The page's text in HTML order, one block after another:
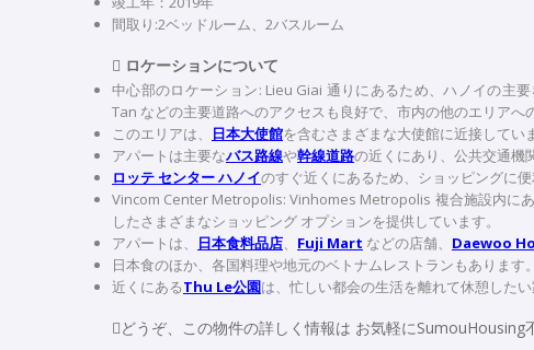
間取り:2ベッドルーム、2バスルーム
 ロケーションについて
中心部のロケーション: Lieu Giai 通りにあるため、ハノイの主
Tan などの主要道路へのアクセスも良好で、市内の他のエリアへ
このエリアは、
日本大使館を含むさまざまな大使館に近接してい
アパートは主要なバス路線や幹線道路の近くにあり、公共交通機
ロッテ センター ハノイのすぐ近くにあるため、ショッピングに便
Vincom Center Metropolis: Vinhomes Metropolis 複合施設内に
したさまざまなショッピング オプションを提供しています。
アパートは、
日本食料品店、 Fuji Mart などの店舗、 Daewoo
日本食のほか、各国料理や地元のベトナムレストランもあります。
近くにあるThu Le公園は、忙しい都会の生活を離れて休憩した
どうぞ、この物件の詳しく情報は お気軽にSumouHousing